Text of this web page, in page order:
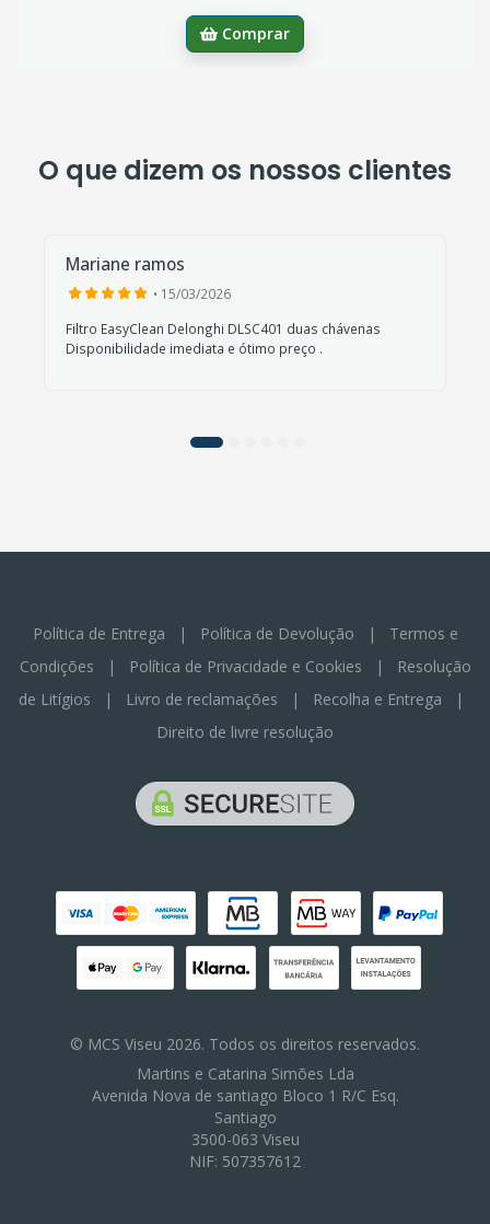
Comprar
O que dizem os nossos clientes
Mariane ramos
• 15/03/2026
Filtro EasyClean Delonghi DLSC401 duas chávenas
Disponibilidade imediata e ótimo preço .
Política de Entrega | Política de Devolução | Termos e
Condições | Política de Privacidade e Cookies |
Resolução
de Litígios | Livro de reclamações | Recolha e Entrega |
Direito de livre resolução
© MCS Viseu 2026. Todos os direitos reservados.
Martins e Catarina Simões Lda
Avenida Nova de santiago Bloco 1 R/C Esq.
Santiago
3500-063 Viseu
NIF: 507357612